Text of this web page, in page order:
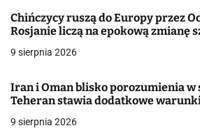
w
p
i
s
Chińczycy ruszą do Europy przez
Rosjanie liczą na epokową zmianę
9 sierpnia 2026
Iran i Oman blisko porozumienia w
Teheran stawia dodatkowe
9 sierpnia 2026